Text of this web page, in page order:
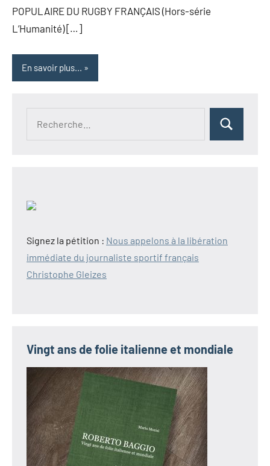
POPULAIRE DU RUGBY FRANÇAIS (Hors-série
L’Humanité) […]
En savoir plus...
Rechercher
Signez la pétition : Nous appelons à la libération
immédiate du journaliste sportif français
Christophe Gleizes
Vingt ans de folie italienne et mondiale